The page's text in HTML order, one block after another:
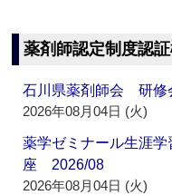
薬剤師認定制度認
石川県薬剤師会 研
2026年08月04日 (火)
薬学ゼミナール生涯
座 2026/08
2026年08月04日 (火)